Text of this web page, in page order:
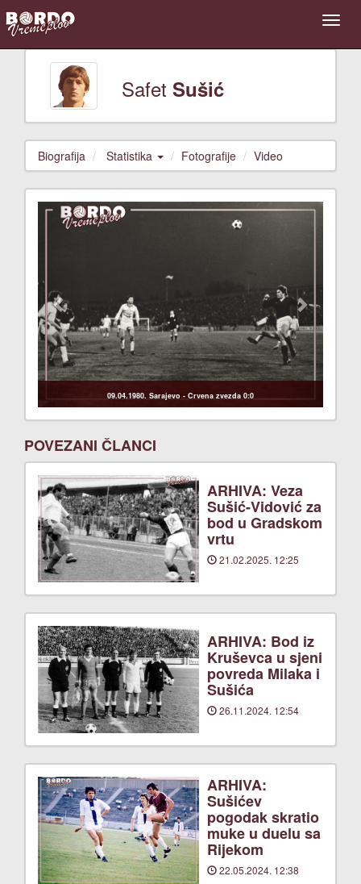
Safet Sušić
Biografija Statistika Fotografije Video
09.04.1980. Sarajevo - Crvena zvezda 0:0
Previous Next
POVEZANI ČLANCI
ARHIVA: Veza
Sušić-Vidović za
bod u Gradskom
vrtu
21.02.2025. 12:25
ARHIVA: Bod iz
Kruševca u sjeni
povreda Milaka i
Sušića
26.11.2024. 12:54
ARHIVA:
Sušićev
pogodak skratio
muke u duelu sa
Rijekom
22.05.2024. 12:38